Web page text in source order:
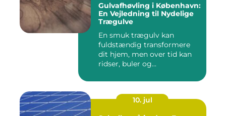
Gulvafhøvling i København:
En Vejledning til Nydelige
Trægulve
En smuk trægulv kan
fuldstændig transformere
dit hjem, men over tid kan
ridser, buler og...
10. jul